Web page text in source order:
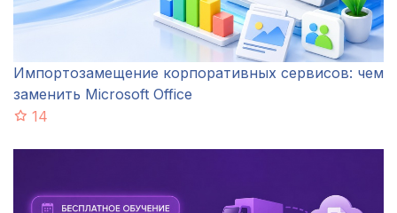
Импортозамещение корпоративных сервисов: чем
заменить Microsoft Office
14